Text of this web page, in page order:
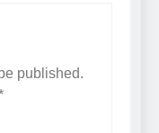
published.